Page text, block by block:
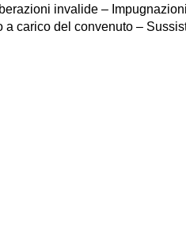
invalide –
carico del convenuto –